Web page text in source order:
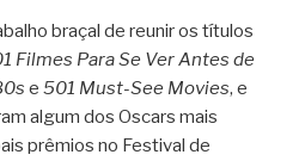
braçal de reunir os títulos
Filmes Para Se Ver Antes de
e 501 Must-See Movies, e
algum dos Oscars mais
prêmios no Festival de